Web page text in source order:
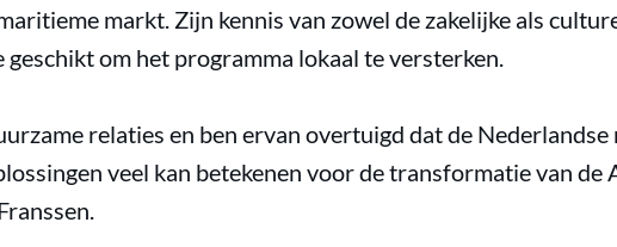
markt. Zijn kennis van zowel de zakelijke als
geschikt om het programma lokaal te versterken.
relaties en ben ervan overtuigd dat de
veel kan betekenen voor de transformatie van de